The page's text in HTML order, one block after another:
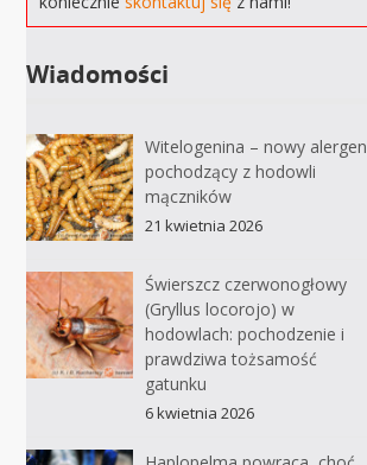
Wiadomości
Witelogenina – nowy alergen
pochodzący z hodowli
mączników
21 kwietnia 2026
Świerszcz czerwonogłowy
(Gryllus locorojo) w
hodowlach: pochodzenie i
prawdziwa tożsamość
gatunku
6 kwietnia 2026